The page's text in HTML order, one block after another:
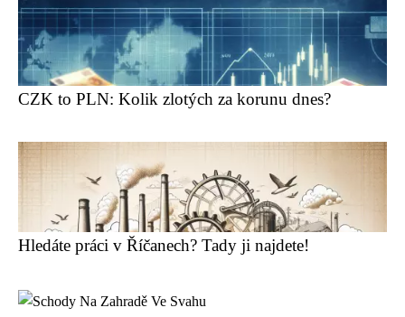
CZK to PLN: Kolik zlotých za korunu dnes?
Hledáte práci v Říčanech? Tady ji najdete!